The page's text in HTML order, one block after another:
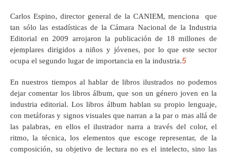
Carlos Espino, director general de la CANIEM, menciona que
tan sólo las estadísticas de la Cámara Nacional de la Industria
Editorial en 2009 arrojaron la publicación de 18 millones de
ejemplares dirigidos a niños y jóvenes, por lo que este sector
ocupa el segundo lugar de importancia en la industria.5
En nuestros tiempos al hablar de libros ilustrados no podemos
dejar comentar los libros álbum, que son un género joven en la
industria editorial. Los libros álbum hablan su propio lenguaje,
con metáforas y signos visuales que narran a la par o mas allá de
las palabras, en ellos el ilustrador narra a través del color, el
ritmo, la técnica, los elementos que escoge representar, de la
composición, su objetivo de lectura no es el intelecto, sino las